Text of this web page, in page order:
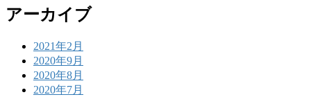
アーカイブ
2021年2月
2020年9月
2020年8月
2020年7月